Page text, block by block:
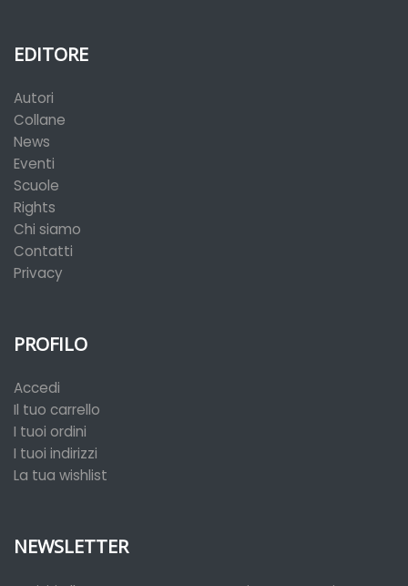
EDITORE
Autori
Collane
News
Eventi
Scuole
Rights
Chi siamo
Contatti
Privacy
PROFILO
Accedi
Il tuo carrello
I tuoi ordini
I tuoi indirizzi
La tua wishlist
NEWSLETTER